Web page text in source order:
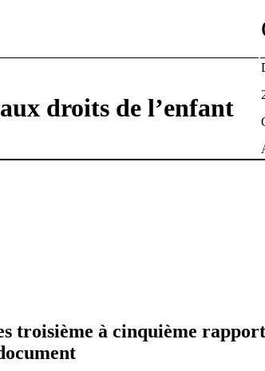
droits de l’enfant
troisième à cinquième